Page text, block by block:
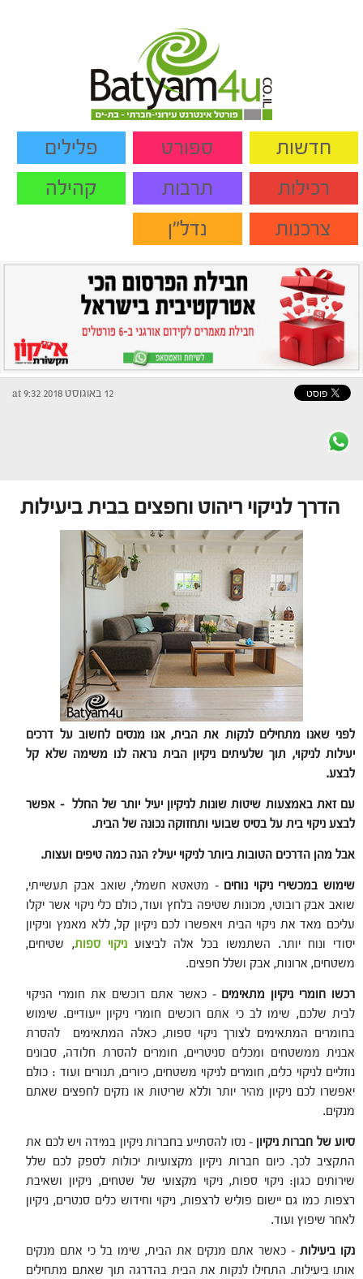
חדשות ספורט
פלילים
רכילות
תרבות
קהילה
צרכנות
נדל"ן
12 באוגוסט 2018 at 9:32
הדרך לניקוי ריהוט וחפצים בבית ביעילות
לפני שאנו מתחילים לנקות את הבית, אנו מנסים לחשוב על דרכים
יעילות לניקוי, תוך שלעיתים ניקיון הבית נראה לנו משימה שלא קל
לבצע.
עם זאת באמצעות שיטות שונות לניקיון יעיל יותר של החלל – אפשר
לבצע ניקוי בית על בסיס שבועי ותחזוקה נכונה של הבית.
אבל מהן הדרכים הטובות ביותר לניקוי יעיל? הנה כמה טיפים ועצות.
שימוש במכשירי ניקוי נוחים – מטאטא חשמלי, שואב אבק תעשייתי,
שואב אבק רובוטי, מכונות שטיפה בלחץ ועוד, כולם כלי ניקוי אשר יקלו
עליכם מאד את ניקוי הבית ויאפשרו לכם ניקיון קל, ללא מאמץ וניקיון
יסודי ונוח יותר. השתמשו בכל אלה לביצועניקוי ספות, שטיחים,
משטחים, ארונות, אבק ושלל חפצים.
רכשו חומרי ניקיון מתאימים – כאשר אתם רוכשים את חומרי הניקוי
לבית שלכם, שימו לב כי אתם רוכשים חומרי ניקיון ייעודיים. שימוש
בחומרים המתאימים לצורך ניקוי ספות, כאלה המתאימים להסרת
אבנית ממשטחים ומכלים סניטריים, חומרים להסרת חלודה, סבונים
נוזליים לניקוי כלים, חומרים לניקוי משטחים, כיורים, תנורים ועוד : כולם
יאפשרו לכם ניקיון מהיר יותר וללא שריטות או נזקים לחפצים שאתם
מנקים.
סיוע של חברות ניקיון – נסו להסתייע בחברות ניקיון במידה ויש לכם את
התקציב לכך. כיום חברות ניקיון מקצועיות יכולות לספק לכם שלל
שירותים כגון: ניקוי ספות, ניקוי מקצועי של שטחים, ניקיון ושאיבת
רצפות כמו גם יישום פוליש לרצפות, ניקוי וחידוש כלים סנטרים,ניקיון
לאחר שיפוץ ועוד.
נקו ביעילות– כאשר אתם מנקים את הבית, שימו בל כי אתם מנקים
אותו ביעילות. התחילו לנקות את הבית בהדרגה תוך שאתם מתחילים